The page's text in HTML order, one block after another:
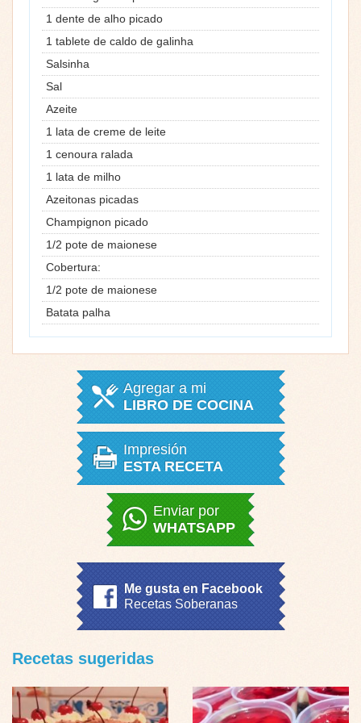
1 dente de alho picado
1 tablete de caldo de galinha
Salsinha
Sal
Azeite
1 lata de creme de leite
1 cenoura ralada
1 lata de milho
Azeitonas picadas
Champignon picado
1/2 pote de maionese
Cobertura:
1/2 pote de maionese
Batata palha
Agregar a mi
LIBRO DE COCINA
Impresión
ESTA RECETA
Enviar por
WHATSAPP
Me gusta en Facebook
Recetas Soberanas
Recetas sugeridas